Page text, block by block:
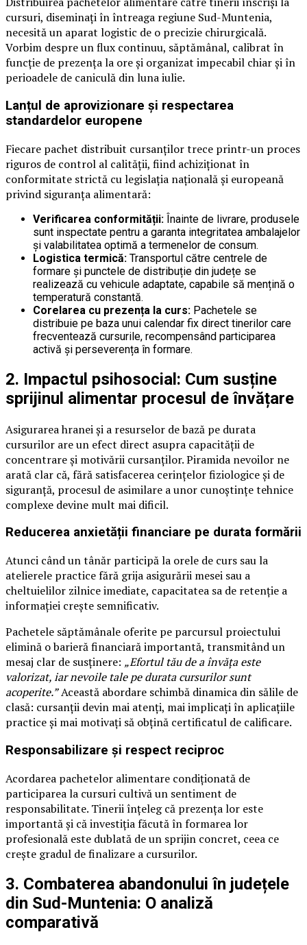
cursuri, diseminați în întreaga regiune Sud-Muntenia,
necesită un aparat logistic de o precizie chirurgicală.
Vorbim despre un flux continuu, săptămânal, calibrat în
funcție de prezența la ore și organizat impecabil chiar și în
perioadele de caniculă din luna iulie.
Lanțul de aprovizionare și respectarea
standardelor europene
Fiecare pachet distribuit cursanților trece printr-un proces
riguros de control al calității, fiind achiziționat în
conformitate strictă cu legislația națională și europeană
privind siguranța alimentară:
Verificarea conformității: Înainte de livrare, produsele
sunt inspectate pentru a garanta integritatea ambalajelor
și valabilitatea optimă a termenelor de consum.
Logistica termică: Transportul către centrele de
formare și punctele de distribuție din județe se
realizează cu vehicule adaptate, capabile să mențină o
temperatură constantă.
Corelarea cu prezența la curs: Pachetele se
distribuie pe baza unui calendar fix direct tinerilor care
frecventează cursurile, recompensând participarea
activă și perseverența în formare.
2. Impactul psihosocial: Cum susține
sprijinul alimentar procesul de învățare
Asigurarea hranei și a resurselor de bază pe durata
cursurilor are un efect direct asupra capacității de
concentrare și motivării cursanților. Piramida nevoilor ne
arată clar că, fără satisfacerea cerințelor fiziologice și de
siguranță, procesul de asimilare a unor cunoștințe tehnice
complexe devine mult mai dificil.
Reducerea anxietății financiare pe durata formării
Atunci când un tânăr participă la orele de curs sau la
atelierele practice fără grija asigurării mesei sau a
cheltuielilor zilnice imediate, capacitatea sa de retenție a
informației crește semnificativ.
Pachetele săptămânale oferite pe parcursul proiectului
elimină o barieră financiară importantă, transmitând un
mesaj clar de susținere: „Efortul tău de a învăța este
valorizat, iar nevoile tale pe durata cursurilor sunt
acoperite.”Această abordare schimbă dinamica din sălile de
clasă: cursanții devin mai atenți, mai implicați în aplicațiile
practice și mai motivați să obțină certificatul de calificare.
Responsabilizare și respect reciproc
Acordarea pachetelor alimentare condiționată de
participarea la cursuri cultivă un sentiment de
responsabilitate. Tinerii înțeleg că prezența lor este
importantă și că investiția făcută în formarea lor
profesională este dublată de un sprijin concret, ceea ce
crește gradul de finalizare a cursurilor.
3. Combaterea abandonului în județele
din Sud-Muntenia: O analiză
comparativă